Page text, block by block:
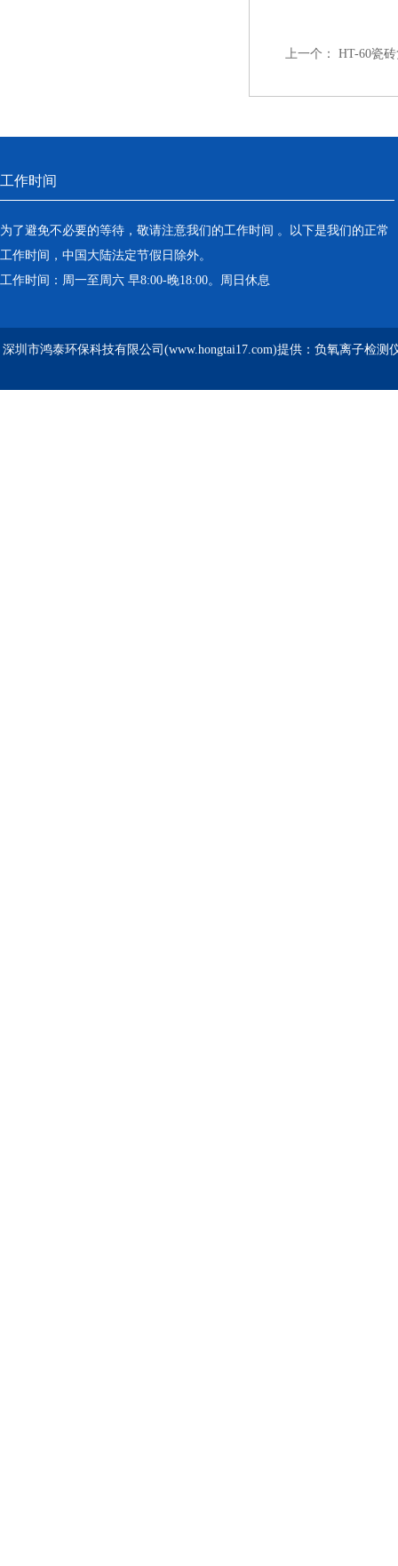
上一个： HT-60瓷
工作时间
为了避免不必要的等待，敬请注意我们的工作时间 。以下是我们的正常
工作时间，中国大陆法定节假日除外。
工作时间：周一至周六 早8:00-晚18:00。周日休息
深圳市鸿泰环保科技有限公司(www.hongtai17.com)提供：负氧离子检